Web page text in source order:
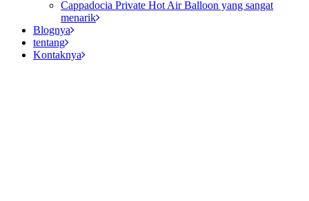
Cappadocia Private Hot Air Balloon yang sangat
menarik
Blognya
tentang
Kontaknya